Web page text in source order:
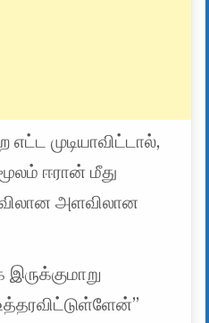
முடியாவிட்டால்,
ஈரான் மீது
அளவிலான